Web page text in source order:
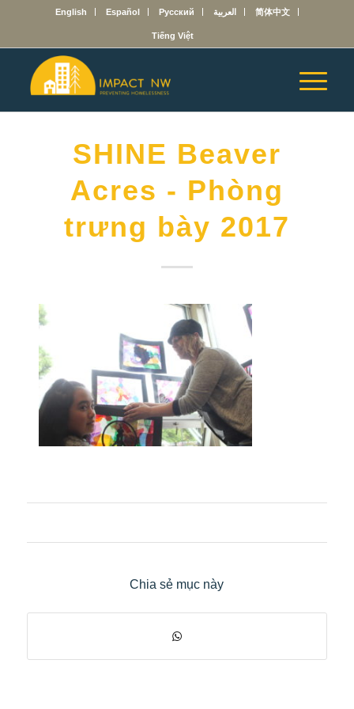
English Español Русский العربية 简体中文
Tiếng Việt
SHINE Beaver
Acres - Phòng
trưng bày 2017
Chia sẻ mục này